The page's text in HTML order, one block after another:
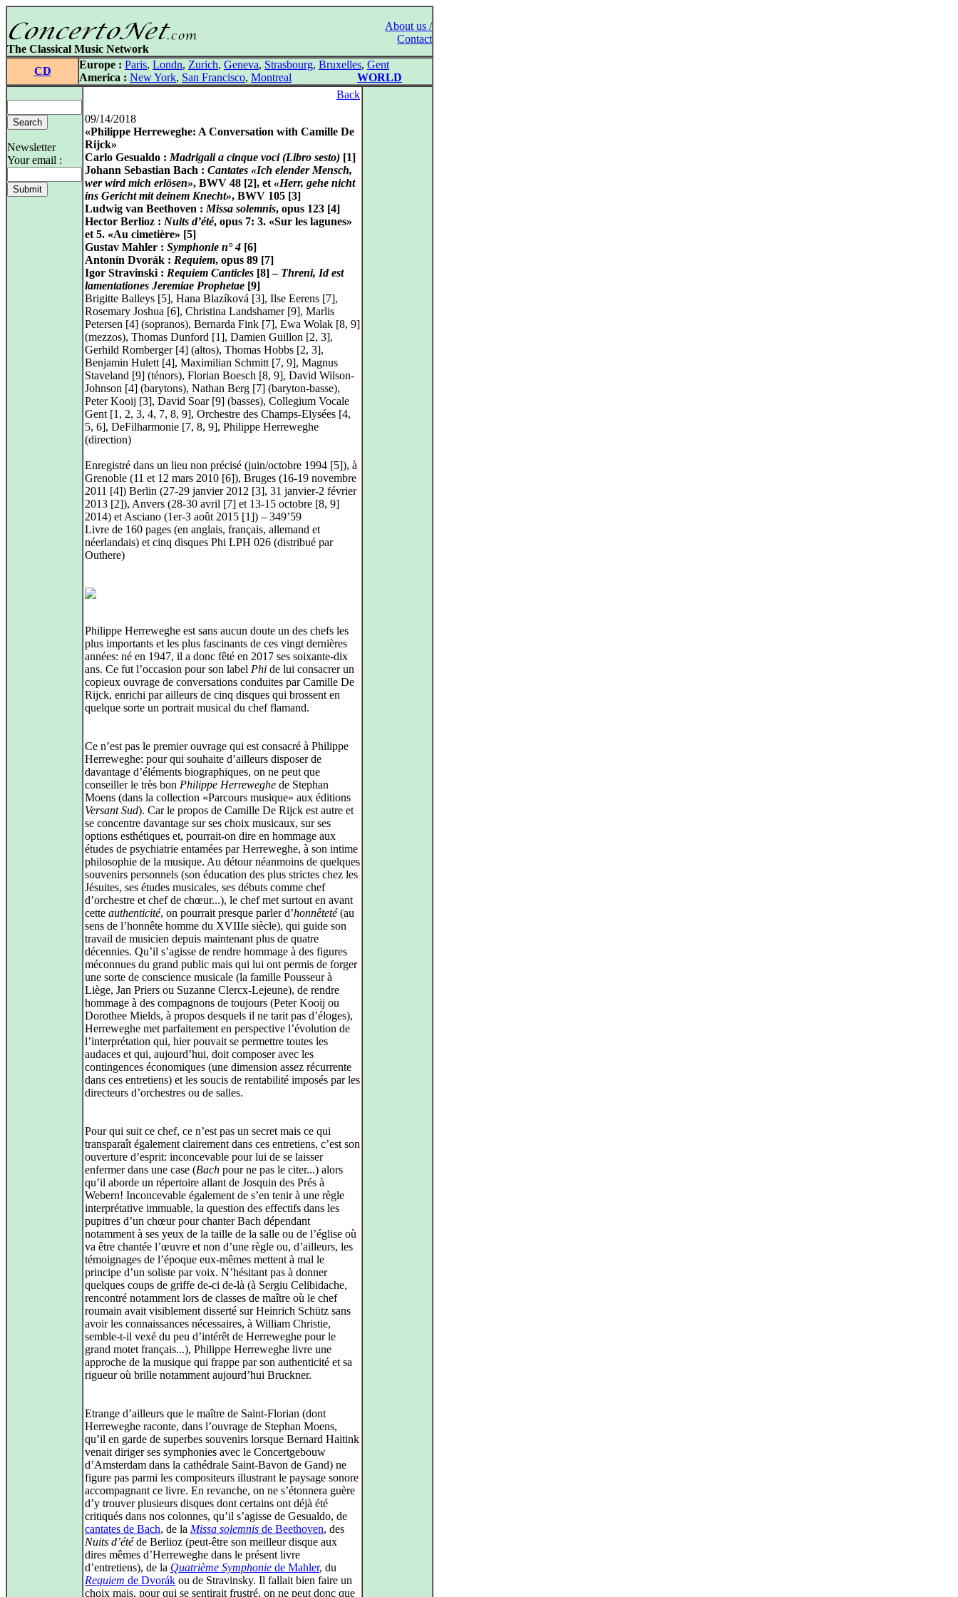
About us /
Contact
The Classical Music Network
CD
Europe : Paris, Londn, Zurich, Geneva, Strasbourg, Bruxelles, Gent
America : New York, San Francisco, Montreal WORLD
Newsletter
Your email :
Back
09/14/2018
«Philippe Herreweghe: A Conversation with Camille De
Rijck»
Carlo Gesualdo : Madrigali a cinque voci (Libro sesto) [1]
Johann Sebastian Bach : Cantates «Ich elender Mensch,
wer wird mich erlösen», BWV 48 [2], et «Herr, gehe nicht
ins Gericht mit deinem Knecht», BWV 105 [3]
Ludwig van Beethoven : Missa solemnis, opus 123 [4]
Hector Berlioz : Nuits d’été, opus 7: 3. «Sur les lagunes»
et 5. «Au cimetière» [5]
Gustav Mahler : Symphonie n° 4 [6]
Antonín Dvorák : Requiem, opus 89 [7]
Igor Stravinski : Requiem Canticles [8] – Threni, Id est
lamentationes Jeremiae Prophetae [9]
Brigitte Balleys [5], Hana Blazíková [3], Ilse Eerens [7],
Rosemary Joshua [6], Christina Landshamer [9], Marlis
Petersen [4] (sopranos), Bernarda Fink [7], Ewa Wolak [8, 9]
(mezzos), Thomas Dunford [1], Damien Guillon [2, 3],
Gerhild Romberger [4] (altos), Thomas Hobbs [2, 3],
Benjamin Hulett [4], Maximilian Schmitt [7, 9], Magnus
Staveland [9] (ténors), Florian Boesch [8, 9], David Wilson-
Johnson [4] (barytons), Nathan Berg [7] (baryton-basse),
Peter Kooij [3], David Soar [9] (basses), Collegium Vocale
Gent [1, 2, 3, 4, 7, 8, 9], Orchestre des Champs-Elysées [4,
5, 6], DeFilharmonie [7, 8, 9], Philippe Herreweghe
(direction)
Enregistré dans un lieu non précisé (juin/octobre 1994 [5]), à
Grenoble (11 et 12 mars 2010 [6]), Bruges (16-19 novembre
2011 [4]) Berlin (27-29 janvier 2012 [3], 31 janvier-2 février
2013 [2]), Anvers (28-30 avril [7] et 13-15 octobre [8, 9]
2014) et Asciano (1er-3 août 2015 [1]) – 349’59
Livre de 160 pages (en anglais, français, allemand et
néerlandais) et cinq disques Phi LPH 026 (distribué par
Outhere)
Philippe Herreweghe est sans aucun doute un des chefs les
plus importants et les plus fascinants de ces vingt dernières
années: né en 1947, il a donc fêté en 2017 ses soixante-dix
ans. Ce fut l’occasion pour son label Phi de lui consacrer un
copieux ouvrage de conversations conduites par Camille De
Rijck, enrichi par ailleurs de cinq disques qui brossent en
quelque sorte un portrait musical du chef flamand.
Ce n’est pas le premier ouvrage qui est consacré à Philippe
Herreweghe: pour qui souhaite d’ailleurs disposer de
davantage d’éléments biographiques, on ne peut que
conseiller le très bon Philippe Herreweghe de Stephan
Moens (dans la collection «Parcours musique» aux éditions
Versant Sud). Car le propos de Camille De Rijck est autre et
se concentre davantage sur ses choix musicaux, sur ses
options esthétiques et, pourrait-on dire en hommage aux
études de psychiatrie entamées par Herreweghe, à son intime
philosophie de la musique. Au détour néanmoins de quelques
souvenirs personnels (son éducation des plus strictes chez les
Jésuites, ses études musicales, ses débuts comme chef
d’orchestre et chef de chœur...), le chef met surtout en avant
cette authenticité, on pourrait presque parler d’honnêteté(au
sens de l’honnête homme du XVIIIe siècle), qui guide son
travail de musicien depuis maintenant plus de quatre
décennies. Qu’il s’agisse de rendre hommage à des figures
méconnues du grand public mais qui lui ont permis de forger
une sorte de conscience musicale (la famille Pousseur à
Liège, Jan Priers ou Suzanne Clercx-Lejeune), de rendre
hommage à des compagnons de toujours (Peter Kooij ou
Dorothee Mields, à propos desquels il ne tarit pas d’éloges),
Herreweghe met parfaitement en perspective l’évolution de
l’interprétation qui, hier pouvait se permettre toutes les
audaces et qui, aujourd’hui, doit composer avec les
contingences économiques (une dimension assez récurrente
dans ces entretiens) et les soucis de rentabilité imposés par les
directeurs d’orchestres ou de salles.
Pour qui suit ce chef, ce n’est pas un secret mais ce qui
transparaît également clairement dans ces entretiens, c’est son
ouverture d’esprit: inconcevable pour lui de se laisser
enfermer dans une case (Bach pour ne pas le citer...) alors
qu’il aborde un répertoire allant de Josquin des Prés à
Webern! Inconcevable également de s’en tenir à une règle
interprétative immuable, la question des effectifs dans les
pupitres d’un chœur pour chanter Bach dépendant
notamment à ses yeux de la taille de la salle ou de l’église où
va être chantée l’œuvre et non d’une règle ou, d’ailleurs, les
témoignages de l’époque eux-mêmes mettent à mal le
principe d’un soliste par voix. N’hésitant pas à donner
quelques coups de griffe de-ci de-là (à Sergiu Celibidache,
rencontré notamment lors de classes de maître où le chef
roumain avait visiblement disserté sur Heinrich Schütz sans
avoir les connaissances nécessaires, à William Christie,
semble-t-il vexé du peu d’intérêt de Herreweghe pour le
grand motet français...), Philippe Herreweghe livre une
approche de la musique qui frappe par son authenticité et sa
rigueur où brille notamment aujourd’hui Bruckner.
Etrange d’ailleurs que le maître de Saint-Florian (dont
Herreweghe raconte, dans l’ouvrage de Stephan Moens,
qu’il en garde de superbes souvenirs lorsque Bernard Haitink
venait diriger ses symphonies avec le Concertgebouw
d’Amsterdam dans la cathédrale Saint-Bavon de Gand) ne
figure pas parmi les compositeurs illustrant le paysage sonore
accompagnant ce livre. En revanche, on ne s’étonnera guère
d’y trouver plusieurs disques dont certains ont déjà été
critiqués dans nos colonnes, qu’il s’agisse de Gesualdo, de
cantates de Bach, de la Missa solemnis de Beethoven, des
Nuits d’étéde Berlioz (peut-être son meilleur disque aux
dires mêmes d’Herreweghe dans le présent livre
d’entretiens), de la Quatrième Symphonie de Mahler, du
Requiem de Dvorák ou de Stravinsky. Il fallait bien faire un
choix mais, pour qui se sentirait frustré, on ne peut donc que